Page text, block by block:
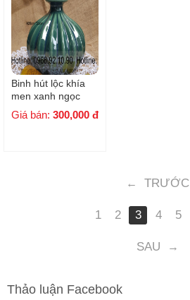
Binh hút lộc khía
men xanh ngọc
Giá bán: 300,000 đ
← TRƯỚC
1 2 3 4 5
SAU →
Thảo luận Facebook